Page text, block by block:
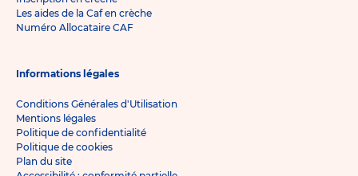
Les aides de la Caf en crèche
Numéro Allocataire CAF
Informations légales
Conditions Générales d'Utilisation
Mentions légales
Politique de confidentialité
Politique de cookies
Plan du site